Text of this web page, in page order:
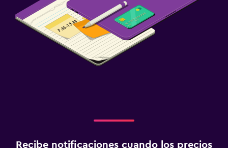
Recibe notificaciones cuando los precios